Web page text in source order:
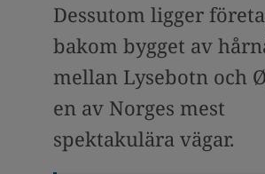
Dessutom ligger
bakom bygget av
mellan Lysebotn och
en av Norges mest
spektakulära vägar.